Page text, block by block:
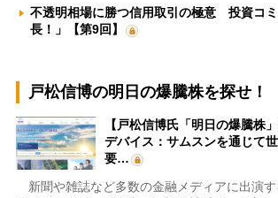
不透明相場に勝つ信用取引の極意 投資コ
長！」【第9回】
戸松信博の明日の爆騰株を探せ！
【戸松信博氏「明日の爆騰株
デバイス：サムスンを通じて
要…
新聞や雑誌など多数の金融メディアに出演